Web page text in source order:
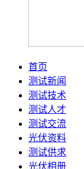
首页
测试新闻
测试技术
测试人才
测试交流
光伏资料
测试供求
光伏相册